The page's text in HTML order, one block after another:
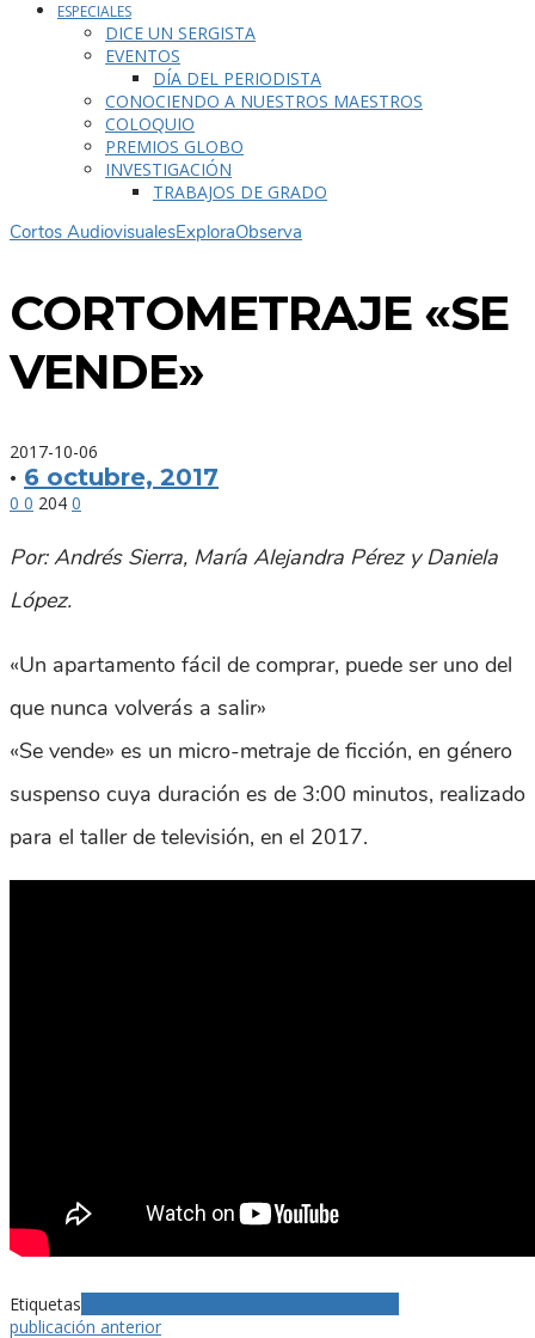
ESPECIALES
DICE UN SERGISTA
EVENTOS
DÍA DEL PERIODISTA
CONOCIENDO A NUESTROS MAESTROS
COLOQUIO
PREMIOS GLOBO
INVESTIGACIÓN
TRABAJOS DE GRADO
Cortos AudiovisualesExploraObserva
CORTOMETRAJE «SE
VENDE»
2017-10-06
· 6 octubre, 2017
0 0 204 0
Por: Andrés Sierra, María Alejandra Pérez y Daniela
López.
«Un apartamento fácil de comprar, puede ser uno del
que nunca volverás a salir»
«Se vende» es un micro-metraje de ficción, en género
suspenso cuya duración es de 3:00 minutos, realizado
para el taller de televisión, en el 2017.
Etiquetas
publicación anterior